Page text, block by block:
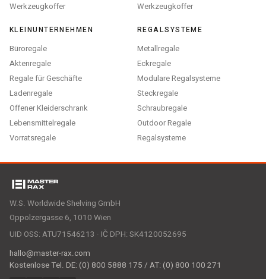
Werkzeugkoffer
Werkzeugkoffer
KLEINUNTERNEHMEN
Büroregale
Aktenregale
Regale für Geschäfte
Ladenregale
Offener Kleiderschrank
Lebensmittelregale
Vorratsregale
REGALSYSTEME
Metallregale
Eckregale
Modulare Regalsysteme
Steckregale
Schraubregale
Outdoor Regale
Regalsysteme
W.S. Worldwide Shelving GmbH
Oppolzergasse 6, 1010 Wien
UID OSS: ATU71546213 · IČ DPH: SK4120052695
hallo@master-rax.com
Kostenlose Tel. DE: (0) 800 5888 175 / AT: (0) 800 100 271